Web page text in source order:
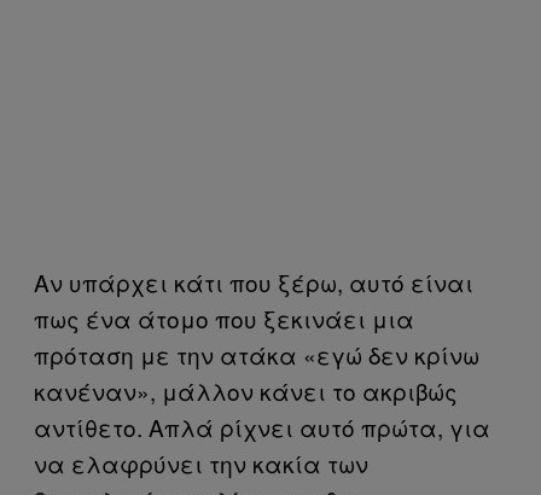
Αν υπάρχει κάτι που ξέρω, αυτό είναι
πως ένα άτομο που ξεκινάει μια
πρόταση με την ατάκα «εγώ δεν κρίνω
κανέναν», μάλλον κάνει το ακριβώς
αντίθετο. Απλά ρίχνει αυτό πρώτα, για
να ελαφρύνει την κακία των